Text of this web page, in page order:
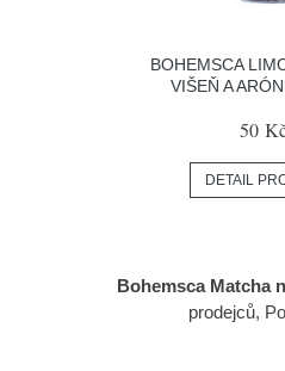
BOHEMSCA
VIŠEŇ A
50
DETAIL
Bohemsca Matcha
prodejců,